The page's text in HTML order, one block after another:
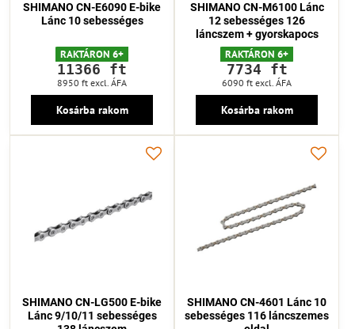
SHIMANO CN-E6090 E-bike
Lánc 10 sebességes
RAKTÁRON 6+
11366 ft
8950 ft excl. ÁFA
Kosárba rakom
SHIMANO CN-M6100 Lánc
12 sebességes 126
láncszem + gyorskapocs
RAKTÁRON 6+
7734 ft
6090 ft excl. ÁFA
Kosárba rakom
SHIMANO CN-LG500 E-bike
Lánc 9/10/11 sebességes
SHIMANO CN-4601 Lánc 10
sebességes 116 láncszemes